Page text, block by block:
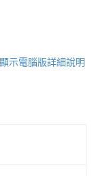
顯示電腦版詳細說明